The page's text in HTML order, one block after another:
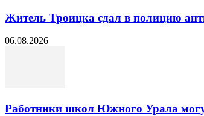
Житель Троицка сдал в полицию
06.08.2026
Работники школ Южного Урала